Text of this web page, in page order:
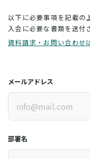
以下に必要事項を記載の
入会に必要な書類を送付
資料請求・お問い合わせ
メールアドレス
部署名